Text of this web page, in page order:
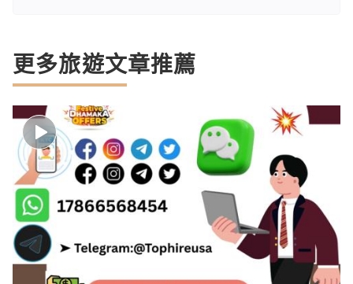
更多旅遊文章推薦